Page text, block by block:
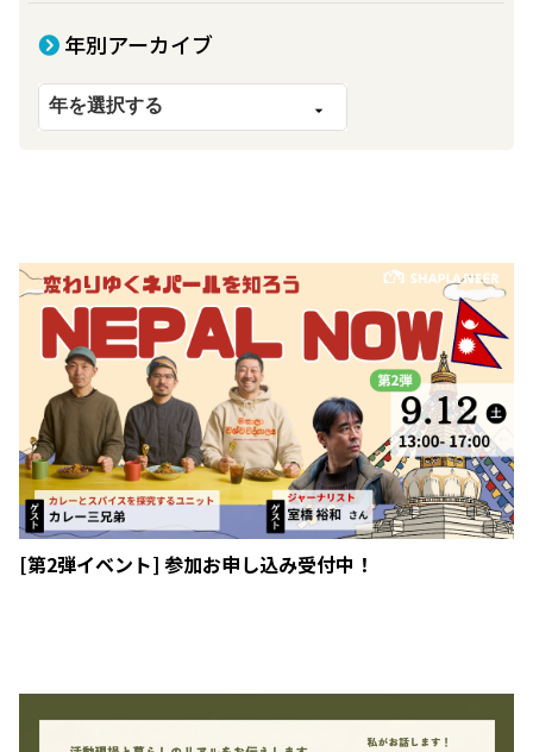
年別アーカイブ
[第2弾イベント] 参加お申し込み受付中！